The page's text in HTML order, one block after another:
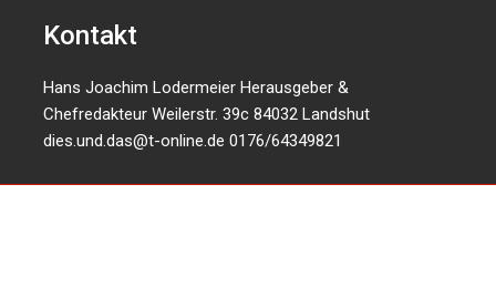
Kontakt
Hans Joachim Lodermeier Herausgeber &
Chefredakteur Weilerstr. 39c 84032 Landshut
dies.und.das@t-online.de 0176/64349821